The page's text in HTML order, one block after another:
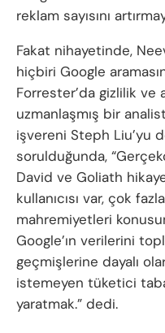
reklam sayısını
Fakat nihayetinde,
hiçbiri Google
Forrester’da gizlilik ve
uzmanlaşmış bir
işvereni Steph Liu’yu
sorulduğunda,
David ve Goliath
kullanıcısı var, çok
mahremiyetleri
Google’ın verilerini
geçmişlerine dayalı
istemeyen tüketici
yaratmak.” dedi.